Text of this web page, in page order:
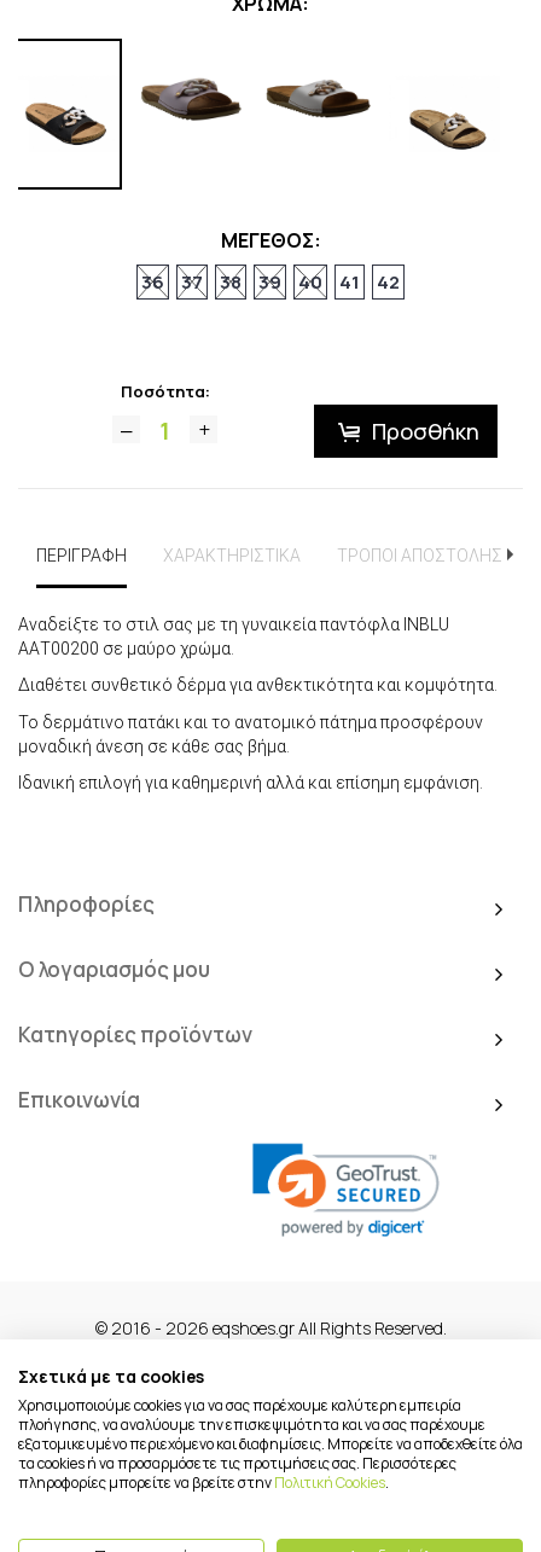
ΜΕΓΕΘΟΣ:
36 37 38 39 40 41 42
Ποσότητα:
Προσθήκη
ΠΕΡΙΓΡΑΦΗ ΧΑΡΑΚΤΗΡΙΣΤΙΚΑ ΤΡΟΠΟΙ ΑΠΟΣΤΟΛΗΣ
Αναδείξτε το στιλ σας με τη γυναικεία παντόφλα INBLU
ΑΑΤ00200 σε μαύρο χρώμα.
Διαθέτει συνθετικό δέρμα για ανθεκτικότητα και κομψότητα.
Το δερμάτινο πατάκι και το ανατομικό πάτημα προσφέρουν
μοναδική άνεση σε κάθε σας βήμα.
Ιδανική επιλογή για καθημερινή αλλά και επίσημη εμφάνιση.
Πληροφορίες
Ο λογαριασμός μου
Κατηγορίες προϊόντων
Επικοινωνία
© 2016 - 2026 eqshoes.gr All Rights Reserved.
Σχετικά με τα cookies
Χρησιμοποιούμε cookies για να σας παρέχουμε καλύτερη εμπειρία
πλοήγησης, να αναλύουμε την επισκεψιμότητα και να σας παρέχουμε
εξατομικευμένο περιεχόμενο και διαφημίσεις. Μπορείτε να αποδεχθείτε όλα
τα cookies ή να προσαρμόσετε τις προτιμήσεις σας. Περισσότερες
πληροφορίες μπορείτε να βρείτε στηνΠολιτική Cookies.